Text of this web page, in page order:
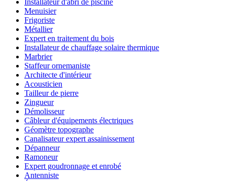
Installateur d'abri de piscine
Menuisier
Frigoriste
Métallier
Expert en traitement du bois
Installateur de chauffage solaire thermique
Marbrier
Staffeur ornemaniste
Architecte d'intérieur
Acousticien
Tailleur de pierre
Zingueur
Démolisseur
Câbleur d'équipements électriques
Géomètre topographe
Canalisateur expert assainissement
Dépanneur
Ramoneur
Expert goudronnage et enrobé
Antenniste